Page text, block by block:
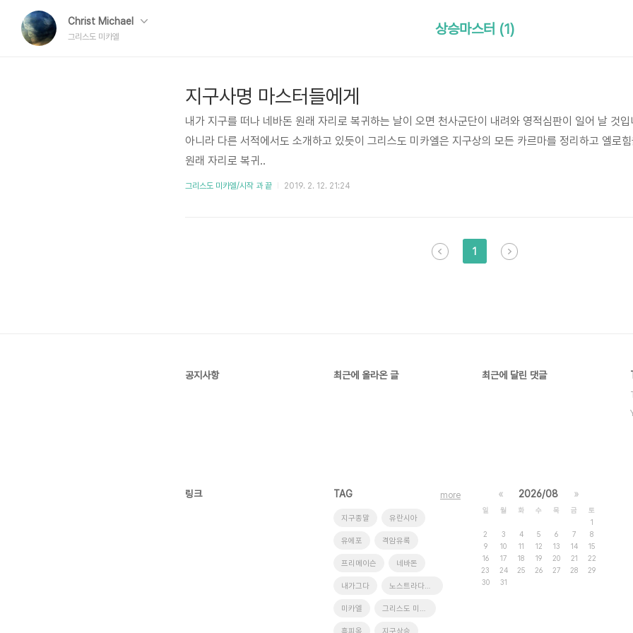
Christ Michael
그리스도 미카엘 상승마스터 (1)
지구사명 마스터들에게
내가 지구를 떠나 네바돈 원래 자리로 복귀하는 날이 오면 천사군단이 내려와 영적심판이 일어 날 것입
아니라 다른 서적에서도 소개하고 있듯이 그리스도 미카엘은 지구상의 모든 카르마를 정리하고 엘로
원래 자리로 복귀..
그리스도 미카엘/시작 과 끝 2019. 2. 12. 21:24
1
공지사항 최근에 올라온 글 최근에 달린 댓글
링크 TAG
지구종말 유란시아
유에포 격암유록
프리메이슨 네바돈
내가그다 노스트라다무스
미카엘 그리스도 미카엘
more « 2026/08 »
일 월 화 수 목 금
토
1
2
3 4 5 6 7
8
9
10 11 12 13 14
15
16
17 18 19 20 21
22
23
24 25 26 27 28
29
30
31